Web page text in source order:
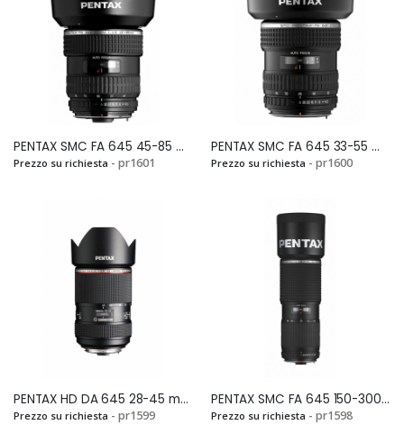
PENTAX SMC FA 645 45-85 mm F.4,5Si
Prezzo su richiesta - pr1601
PENTAX SMC FA 645 33-55 mm F.4,5 ALSi
Prezzo su richiesta - pr1600
PENTAX HD DA 645 28-45 mm F.4,5 ED AW SRSi
Prezzo su richiesta - pr1599
PENTAX SMC FA 645 150-300 mm F.5,6 ED (IF)Si
Prezzo su richiesta - pr1598
casualmente
imbattuto in questo
fantastico e-
alla ricerca di una
Pentax LX e devo dire
che, a parte il fatto di
un'offerta...
riparazione una Pentax
K 3. Ditta molto seria e
competente, molto
veloci ed onesti. La
consiglio
sicuramente....